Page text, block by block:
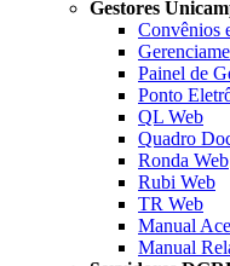
Gestores
Convênios
Painel de
Ponto
QL Web
Quadro
Ronda Web
Rubi Web
TR Web
Manual
Manual